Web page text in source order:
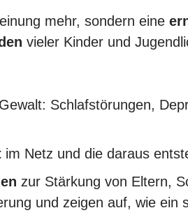
mehr, sondern eine
vieler Kinder und
Schlafstörungen,
im Netz und die daraus
zur Stärkung von Eltern,
und zeigen auf, wie ein